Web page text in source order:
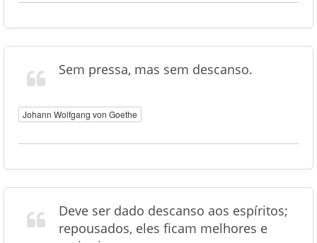
Sem pressa, mas sem descanso.
Johann Wolfgang von Goethe
Deve ser dado descanso aos espíritos;
repousados, eles ficam melhores e